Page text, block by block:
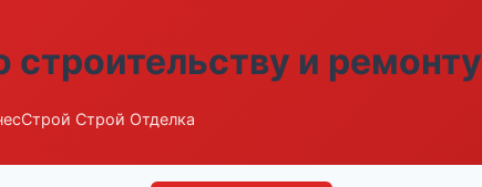
и ремонту
Строй Отделка